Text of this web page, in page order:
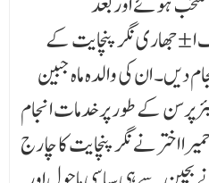
سے 1993 تک ا ±جھاری نگر پنچایت کے
دیں۔ ان کی والدہ ماہ جبین
کے طور پر خدمات انجام
اختر نے نگر پنچایت کا چارج